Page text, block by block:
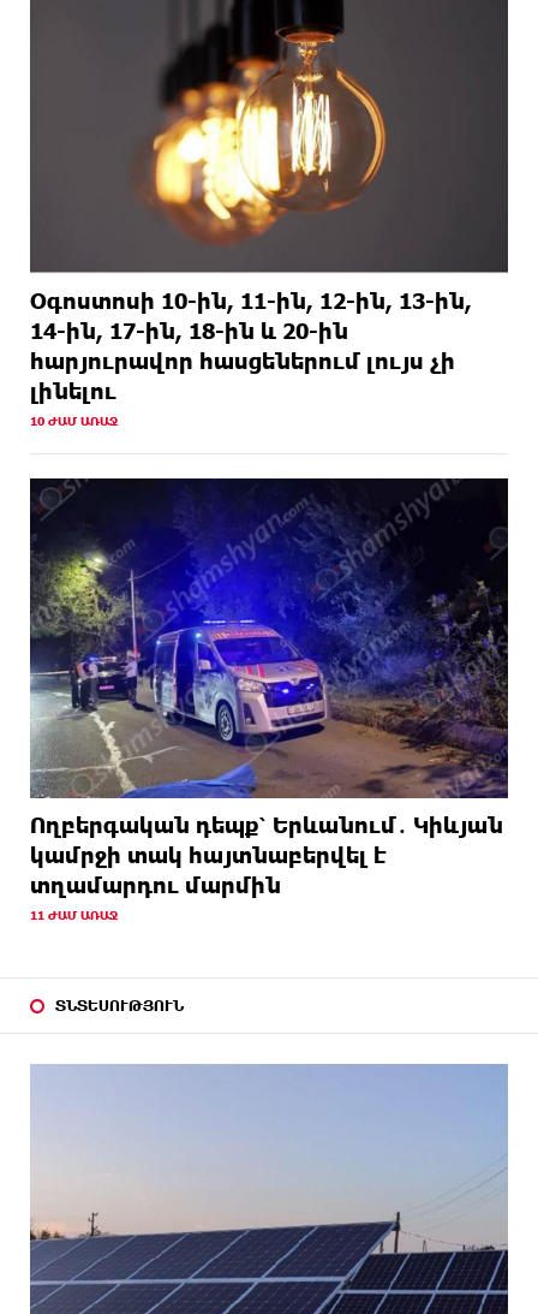
Երգչուհի Բեյոնսեն ​​4 դատական հայց է
ներկայացրել Թուրքիայում
Օգոստոսի 10-ին, 11-ին, 12-ին, 13-ին,
14-ին, 17-ին, 18-ին և 20-ին
հարյուրավոր հասցեներում լույս չի
լինելու
10 ԺԱՄ ԱՌԱՋ
Ողբերգական դեպք՝ Երևանում․ Կիևյան
կամրջի տակ հայտնաբերվել է
տղամարդու մարմին
11 ԺԱՄ ԱՌԱՋ
ՏՆՏԵՍՈՒԹՅՈՒՆ